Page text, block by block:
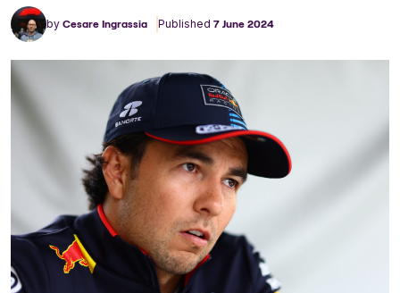
by Cesare Ingrassia Published 7 June 2024